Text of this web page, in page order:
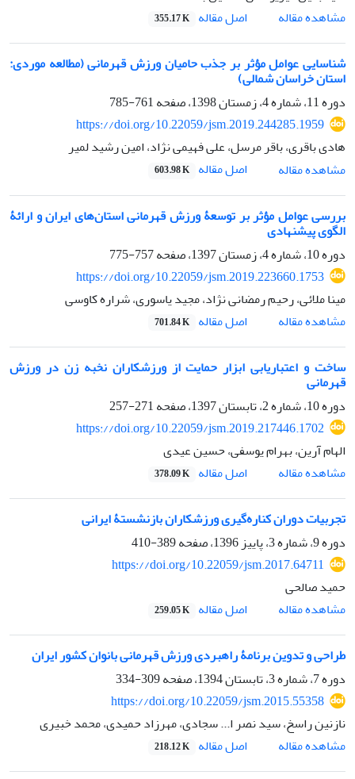
مشاهده مقاله
اصل مقاله 355.17 K
شناسایی عوامل مؤثر بر جذب حامیان ورزش قهرمانی (مطالعه موردی:
استان خراسان شمالی)
دوره 11، شماره 4، زمستان 1398، صفحه
761-785
https://doi.org/10.22059/jsm.2019.244285.1959
هادی باقری، باقر مرسل، علی فهیمی نژاد، امین رشید لمیر
مشاهده مقاله
اصل مقاله 603.98 K
بررسی عوامل مؤثر بر توسعۀ ورزش قهرمانی استان‌های ایران و ارائۀ
الگوی پیشنهادی
دوره 10، شماره 4، زمستان 1397، صفحه
757-775
https://doi.org/10.22059/jsm.2019.223660.1753
مینا ملائی، رحیم رمضانی نژاد، مجید یاسوری، شراره کاوسی
مشاهده مقاله
اصل مقاله 701.84 K
ساخت و اعتباریابی ابزار حمایت از ورزشکاران نخبه زن در ورزش
قهرمانی
دوره 10، شماره 2، تابستان 1397، صفحه
271-257
https://doi.org/10.22059/jsm.2019.217446.1702
الهام آرین، بهرام یوسفی، حسین عیدی
مشاهده مقاله
اصل مقاله 378.09 K
تجربیات دوران کناره‌گیری ورزشکاران بازنشستۀ ایرانی
دوره 9، شماره 3، پاییز 1396، صفحه
389-410
https://doi.org/10.22059/jsm.2017.64711
حمید صالحی
مشاهده مقاله
اصل مقاله 259.05 K
طراحی و تدوین برنامۀ راهبردی ورزش قهرمانی بانوان کشور ایران
دوره 7، شماره 3، تابستان 1394، صفحه
309-334
https://doi.org/10.22059/jsm.2015.55358
نازنین راسخ، سید نصر ا... سجادی، مهرزاد حمیدی، محمد خبیری
مشاهده مقاله
اصل مقاله 218.12 K